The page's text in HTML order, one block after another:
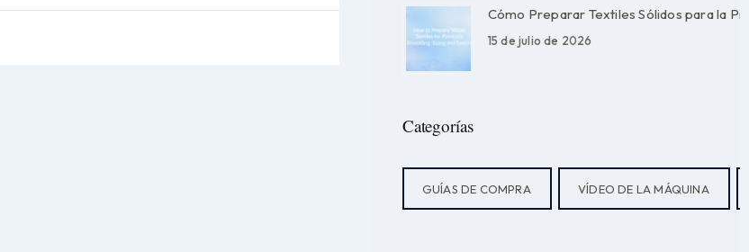
Cómo Preparar Textiles Sólidos para la
15 de julio de 2026
Categorías
GUÍAS DE COMPRA VÍDEO DE LA MÁQUINA